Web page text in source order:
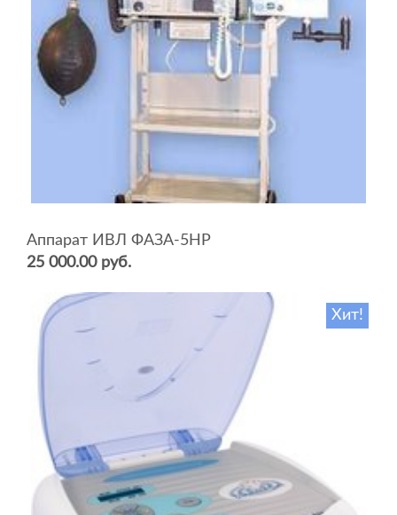
Аппарат ИВЛ ФАЗА-5НР
25 000.00 руб.
Хит!